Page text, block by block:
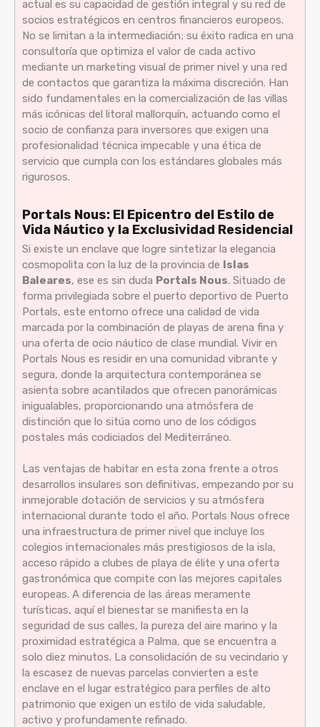
actual es su capacidad de gestión integral y su red de
socios estratégicos en centros financieros europeos.
No se limitan a la intermediación; su éxito radica en una
consultoría que optimiza el valor de cada activo
mediante un marketing visual de primer nivel y una red
de contactos que garantiza la máxima discreción. Han
sido fundamentales en la comercialización de las villas
más icónicas del litoral mallorquín, actuando como el
socio de confianza para inversores que exigen una
profesionalidad técnica impecable y una ética de
servicio que cumpla con los estándares globales más
rigurosos.
Portals Nous: El Epicentro del Estilo de
Vida Náutico y la Exclusividad Residencial
Si existe un enclave que logre sintetizar la elegancia
cosmopolita con la luz de la provincia de Islas
Baleares, ese es sin duda Portals Nous. Situado de
forma privilegiada sobre el puerto deportivo de Puerto
Portals, este entorno ofrece una calidad de vida
marcada por la combinación de playas de arena fina y
una oferta de ocio náutico de clase mundial. Vivir en
Portals Nous es residir en una comunidad vibrante y
segura, donde la arquitectura contemporánea se
asienta sobre acantilados que ofrecen panorámicas
inigualables, proporcionando una atmósfera de
distinción que lo sitúa como uno de los códigos
postales más codiciados del Mediterráneo.
Las ventajas de habitar en esta zona frente a otros
desarrollos insulares son definitivas, empezando por su
inmejorable dotación de servicios y su atmósfera
internacional durante todo el año. Portals Nous ofrece
una infraestructura de primer nivel que incluye los
colegios internacionales más prestigiosos de la isla,
acceso rápido a clubes de playa de élite y una oferta
gastronómica que compite con las mejores capitales
europeas. A diferencia de las áreas meramente
turísticas, aquí el bienestar se manifiesta en la
seguridad de sus calles, la pureza del aire marino y la
proximidad estratégica a Palma, que se encuentra a
solo diez minutos. La consolidación de su vecindario y
la escasez de nuevas parcelas convierten a este
enclave en el lugar estratégico para perfiles de alto
patrimonio que exigen un estilo de vida saludable,
activo y profundamente refinado.